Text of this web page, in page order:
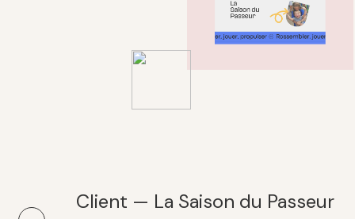
Client — La Saison du Passeur